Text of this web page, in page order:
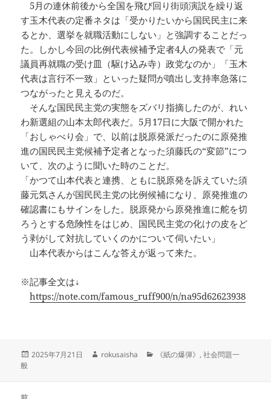
5月の連休前後から全国を飛び回り街頭演説を繰り返
す玉木代表の定番ネタは「受かりたいから国民民主に来
るとか、選挙を就職活動にしない」と強調することだっ
た。しかし今回の比例代表候補予定者4人の発表で「元
議員再就職の受け皿（駆け込み寺）政党なのか」「玉木
代表は言行不一致」といった疑問が噴出し支持率急落に
つながったと見えるのだ。
そんな国民民主党の実態をズバリ指摘したのが、れい
わ新選組の山本太郎代表だ。5月17日に大阪で開かれた
「おしゃべり会」で、以前は脱原発派だったのに原発推
進の国民民主党候補予定者となった須藤氏の“変節”につ
いて、次のように聞いた時のことだ。
「かつて山本代表と連携、ともに脱原発を訴えていた須
藤元気さんが国民民主党の比例候補になり、原発推進の
確認書にもサインをした。脱原発から原発推進に舵を切
ろうとする危険性をはじめ、国民民主党の化けの皮をど
う剥がして対抗していくのかについて伺いたい」
山本代表からはこんな答えが返って来た。
※記事全文は↓
https://note.com/famous_ruff900/n/na95d62623938
投
2025年7月21日
作
rokusaisha
カ《紙の爆弾》 ,社会問題一
般